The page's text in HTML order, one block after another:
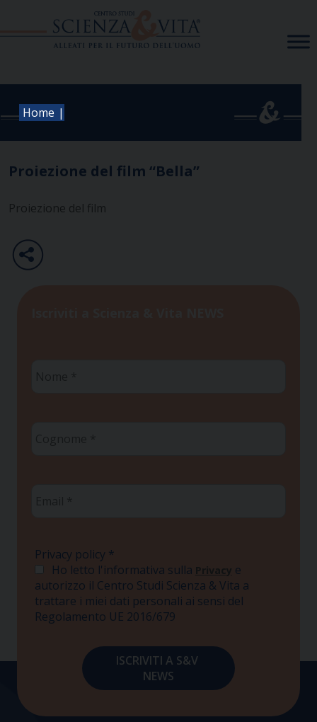
Home |
Proiezione del film “Bella”
Proiezione del film
Privacy policy *
Ho letto l'informativa sulla Privacy e
autorizzo il Centro Studi Scienza & Vita a
trattare i miei dati personali ai sensi del
Regolamento UE 2016/679